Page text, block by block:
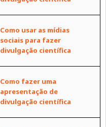
Como usar as mídias
sociais para fazer
divulgação científica
Como fazer uma
apresentação de
divulgação científica